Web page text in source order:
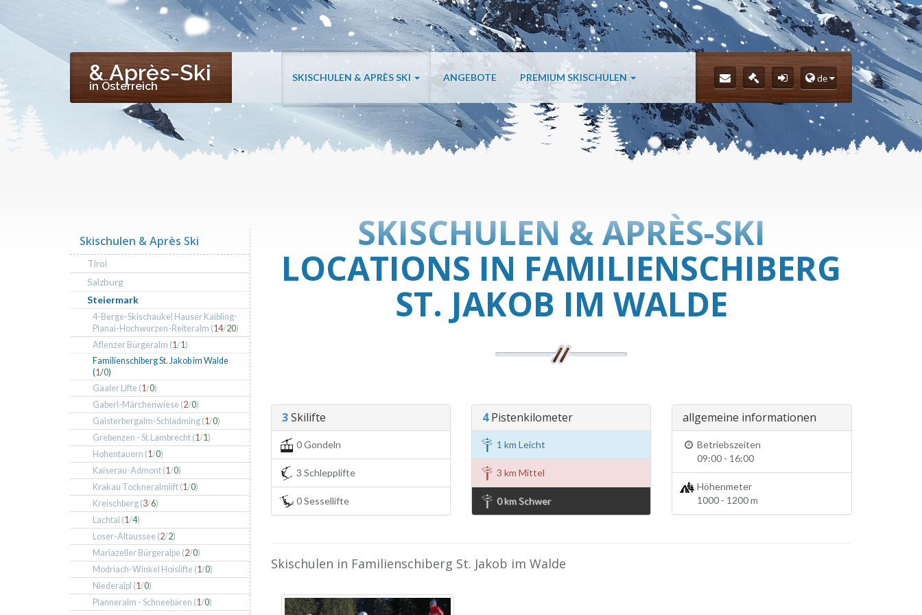
& Après-Ski
in Österreich
SKISCHULEN & APRÈS SKI ANGEBOTE PREMIUM SKISCHULEN de
SKISCHULEN & APRÈS-SKI
LOCATIONS IN FAMILIENSCHIBERG
ST. JAKOB IM WALDE
3Skilifte
0 Gondeln
3 Schlepplifte
0 Sessellifte
4Pistenkilometer
1 km Leicht
3 km Mittel
0 km Schwer
allgemeine informationen
Betriebszeiten
09:00 - 16:00
Höhenmeter
1000 - 1200 m
Skischulen in Familienschiberg St. Jakob im Walde
Skischulen & Après Ski
Tirol
Salzburg
Steiermark
4-Berge-Skischaukel Hauser Kaibling-
Planai-Hochwurzen-Reiteralm (14/20)
Aflenzer Bürgeralm (1/1)
Familienschiberg St. Jakob im Walde
(1/0)
Gaaler Lifte (1/0)
Gaberl-Märchenwiese (2/0)
Galsterbergalm-Schladming (1/0)
Grebenzen - St.Lambrecht (1/1)
Hohentauern (1/0)
Kaiserau-Admont (1/0)
Krakau Tockneralmlift (1/0)
Kreischberg (3/6)
Lachtal (1/4)
Loser-Altaussee (2/2)
Mariazeller Bürgeralpe (2/0)
Modriach-Winkel Hoislifte (1/0)
Niederalpl (1/0)
Planneralm - Schneebären (1/0)